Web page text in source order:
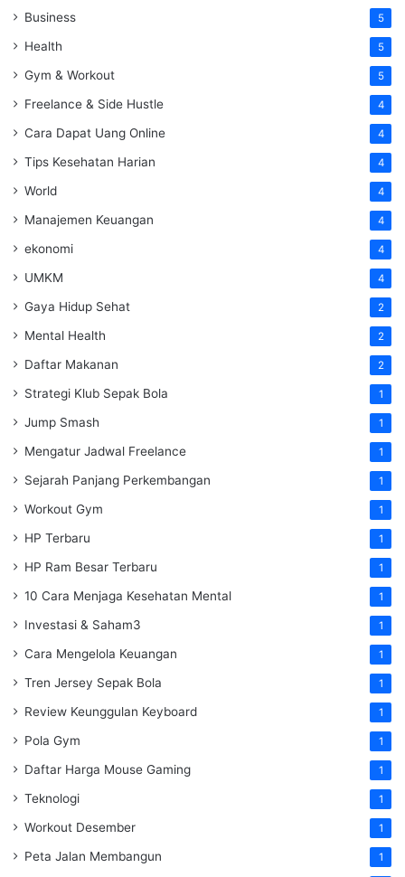
Business 5
Health 5
Gym & Workout 5
Freelance & Side Hustle 4
Cara Dapat Uang Online 4
Tips Kesehatan Harian 4
World 4
Manajemen Keuangan 4
ekonomi 4
UMKM 4
Gaya Hidup Sehat 2
Mental Health 2
Daftar Makanan 2
Strategi Klub Sepak Bola 1
Jump Smash 1
Mengatur Jadwal Freelance 1
Sejarah Panjang Perkembangan 1
Workout Gym 1
HP Terbaru 1
HP Ram Besar Terbaru 1
10 Cara Menjaga Kesehatan Mental 1
Investasi & Saham3 1
Cara Mengelola Keuangan 1
Tren Jersey Sepak Bola 1
Review Keunggulan Keyboard 1
Pola Gym 1
Daftar Harga Mouse Gaming 1
Teknologi 1
Workout Desember 1
Peta Jalan Membangun 1